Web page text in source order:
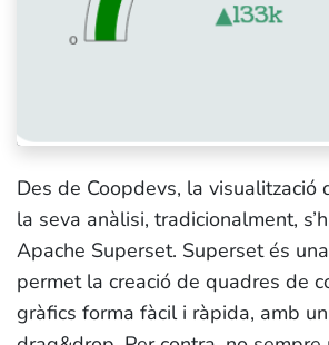
Des de Coopdevs, la visualització
la seva anàlisi, tradicionalment,
Apache Superset. Superset és
permet la creació de quadres de
gràfics forma fàcil i ràpida, amb